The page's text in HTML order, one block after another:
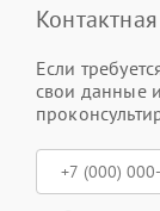
Если
свои данные